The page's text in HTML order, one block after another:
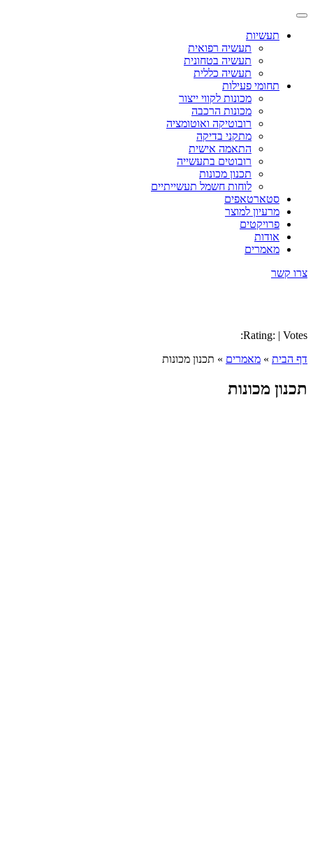
תעשיות
תעשיה רפואית
תעשיה בטחונית
תעשיה כללית
תחומי פעילות
מכונות לקווי ייצור
מכונות הרכבה
רובוטיקה ואוטומציה
מתקני בדיקה
התאמה אישית
רובוטים בתעשייה
תכנון מכונות
לוחות חשמל תעשייתיים
סטארטאפים
מרעיון למוצר
פרויקטים
אודות
מאמרים
צרו קשר
Rating: | Votes:
דף הבית » מאמרים » תכנון מכונות
תכנון מכונות